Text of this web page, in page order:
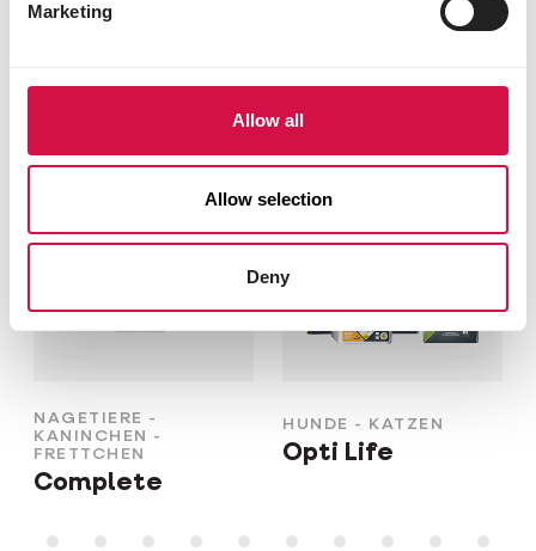
Marketing
Allow all
Allow selection
Deny
NAGETIERE -
KANINCHEN -
FRETTCHEN
Complete
HUNDE - KATZEN
Opti Life